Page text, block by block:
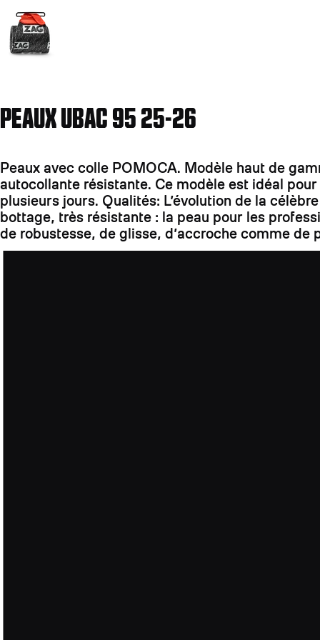
PEAUX UBAC 95 25-26
Peaux avec colle POMOCA. Modèle haut de
autocollante résistante. Ce modèle est idéal
plusieurs jours. Qualités: L’évolution de la
bottage, très résistante : la peau pour les
de robustesse, de glisse, d’accroche comme